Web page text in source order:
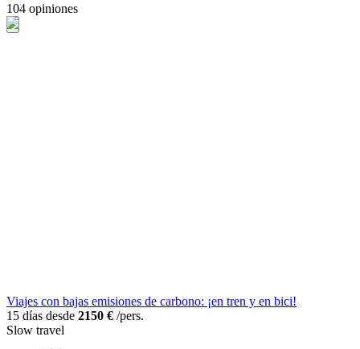
104 opiniones
Viajes con bajas emisiones de carbono: ¡en tren y en bici!
15 días desde 2150 € /pers.
Slow travel